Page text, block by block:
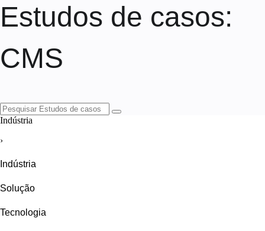
Estudos de casos:
CMS
Indústria
›
Indústria
Solução
Tecnologia